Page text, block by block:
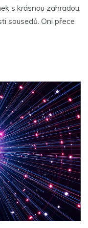
s krásnou zahradou.
sousedů. Oni přece